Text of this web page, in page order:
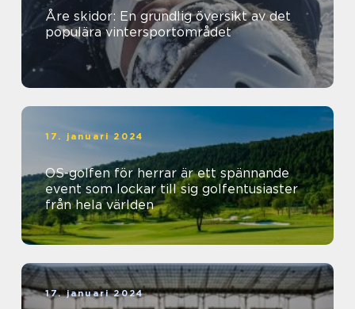
Åre skidor: En grundlig översikt av det
populära vintersportområdet
17. januari 2024
OS-golfen för herrar är ett spännande
event som lockar till sig golfentusiaster
från hela världen
17. januari 2024